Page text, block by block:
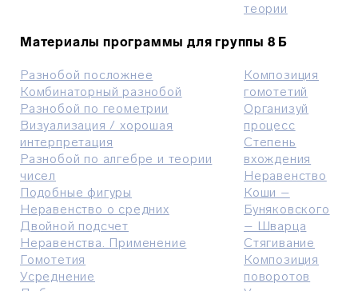
теории
Материалы программы для группы 8 Б
Разнобой посложнее
Комбинаторный разнобой
Разнобой по геометрии
Визуализация / хорошая
интерпретация
Разнобой по алгебре и теории
чисел
Подобные фигуры
Неравенство о средних
Двойной подсчет
Неравенства. Применение
Гомотетия
Усреднение
Композиция
гомотетий
Организуй
процесс
Степень
вхождения
Неравенство
Коши –
Буняковского
– Шварца
Стягивание
Композиция
поворотов